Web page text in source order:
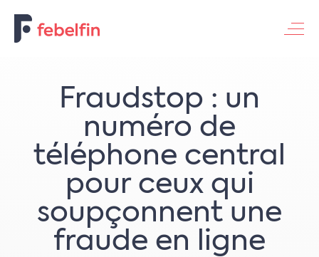
Fraudstop : un
numéro de
téléphone central
pour ceux qui
soupçonnent une
fraude en ligne